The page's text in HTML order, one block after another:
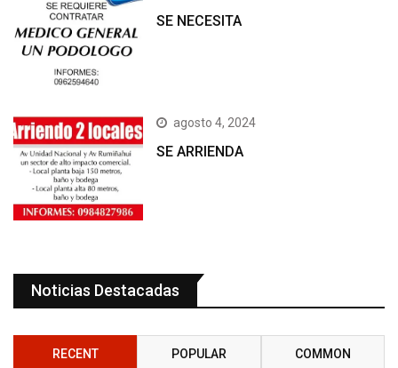
SE NECESITA
agosto 4, 2024
SE ARRIENDA
Noticias Destacadas
RECENT POPULAR COMMON